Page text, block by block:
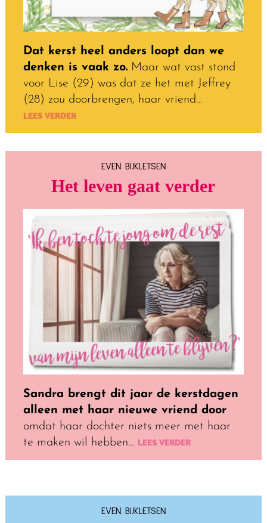
Dat kerst heel anders loopt dan we
denken is vaak zo.Maar wat vast stond
voor Lise (29) was dat ze het met Jeffrey
(28) zou doorbrengen, haar vriend…
LEES VERDER
EVEN BIJKLETSEN
Het leven gaat verder
Sandra brengt dit jaar de kerstdagen
alleen met haar nieuwe vriend door
omdat haar dochter niets meer met haar
te maken wil hebben… LEES VERDER
EVEN BIJKLETSEN